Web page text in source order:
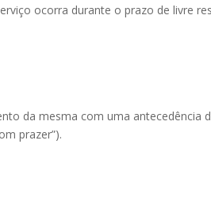
ocorra durante o prazo de livre
da mesma com uma antecedência
prazer”).